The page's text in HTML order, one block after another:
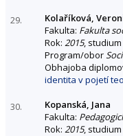
29.
Kolaříková,
Fakulta: Fakulta
Rok: 2015, studium
Program/obor
Obhajoba
identita v pojetí
30.
Kopanská, Jana
Fakulta:
Rok: 2015, studium